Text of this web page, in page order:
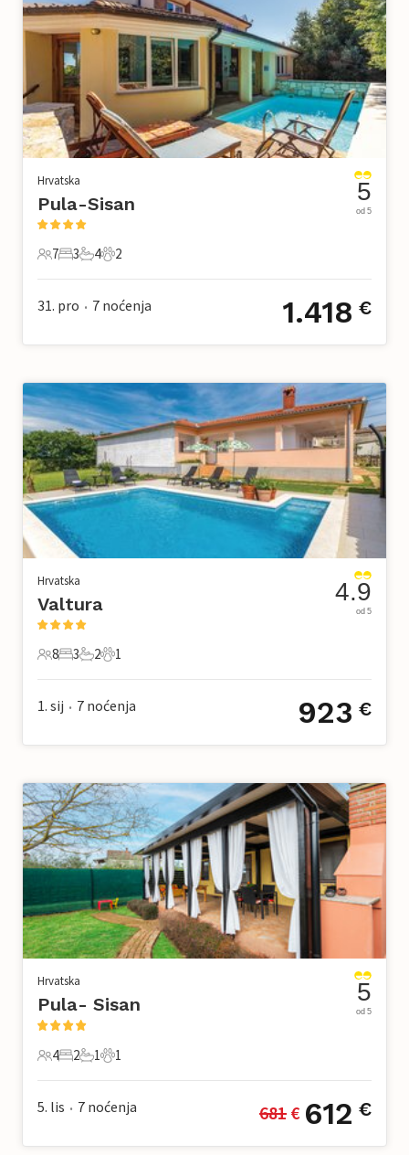
Hrvatska
Pula-Sisan
7 Gosti
7
3 Spavaće sobe
3
4 Kupaonice
4
2 Kućni ljubimac
2
5
od 5
31. pro • 7 noćenja 1.418 €
Hrvatska
Valtura
8 Gosti
8
3 Spavaće sobe
3
2 Kupaonice
2
1 Kućni ljubimac
1
4.9
od 5
1. sij • 7 noćenja 923 €
Hrvatska
Pula- Sisan
4 Gosti
4
2 Spavaće sobe
2
1 Kupaonica
1
1 Kućni ljubimac
1
5
od 5
5. lis • 7 noćenja 681 € 612 €